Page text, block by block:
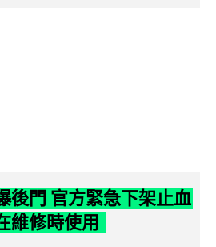
後門 官方緊急下架止血
維修時使用